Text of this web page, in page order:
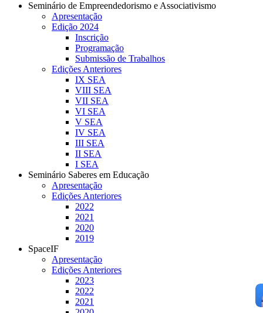
Seminário de Empreendedorismo e Associativismo
Apresentação
Edição 2024
Inscrição
Programação
Submissão de Trabalhos
Edições Anteriores
IX SEA
VIII SEA
VII SEA
VI SEA
V SEA
IV SEA
III SEA
II SEA
I SEA
Seminário Saberes em Educação
Apresentação
Edições Anteriores
2022
2021
2020
2019
SpaceIF
Apresentação
Edições Anteriores
2023
2022
2021